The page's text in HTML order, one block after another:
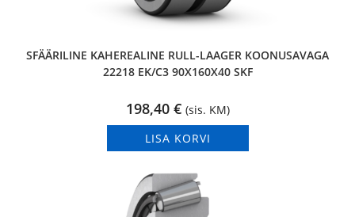
SFÄÄRILINE KAHEREALINE RULL-LAAGER KOONUSAVAGA
22218 EK/C3 90X160X40 SKF
198,40 € (sis. KM)
LISA KORVI